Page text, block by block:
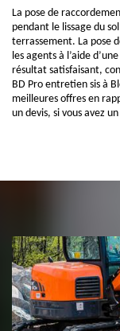
La pose de
pendant le lissage du
terrassement. La pose
les agents à l’aide
résultat satisfaisant,
BD Pro entretien sis à
meilleures offres en
un devis, si vous avez